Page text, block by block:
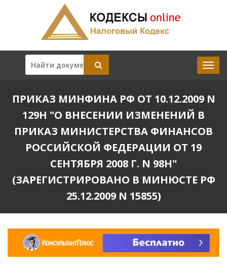
ПРИКАЗ МИНФИНА РФ ОТ 10.12.2009 N
129Н "О ВНЕСЕНИИ ИЗМЕНЕНИЙ В
ПРИКАЗ МИНИСТЕРСТВА ФИНАНСОВ
РОССИЙСКОЙ ФЕДЕРАЦИИ ОТ 19
СЕНТЯБРЯ 2008 Г. N 98Н"
(ЗАРЕГИСТРИРОВАНО В МИНЮСТЕ РФ
25.12.2009 N 15855)